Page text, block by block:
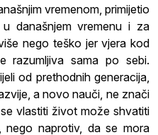
vremenom, primijetio
današnjem vremenu i za
nego teško jer vjera kod
razumljiva sama po sebi.
od prethodnih generacija,
a novo nauči, ne znači
vlastiti život može shvatiti
naprotiv, da se mora